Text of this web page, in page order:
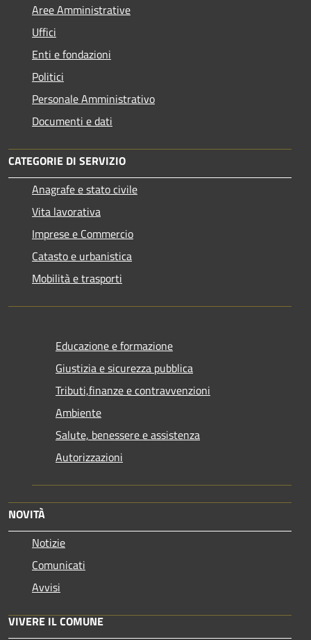
Aree Amministrative
Uffici
Enti e fondazioni
Politici
Personale Amministrativo
Documenti e dati
CATEGORIE DI SERVIZIO
Anagrafe e stato civile
Vita lavorativa
Imprese e Commercio
Catasto e urbanistica
Mobilità e trasporti
Educazione e formazione
Giustizia e sicurezza pubblica
Tributi,finanze e contravvenzioni
Ambiente
Salute, benessere e assistenza
Autorizzazioni
NOVITÀ
Notizie
Comunicati
Avvisi
VIVERE IL COMUNE